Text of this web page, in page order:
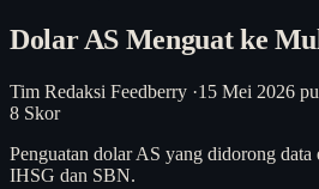
Dolar AS Menguat ke
Tim Redaksi Feedberry ·15 Mei 2026
8 Skor
Penguatan dolar AS yang didorong
IHSG dan SBN.